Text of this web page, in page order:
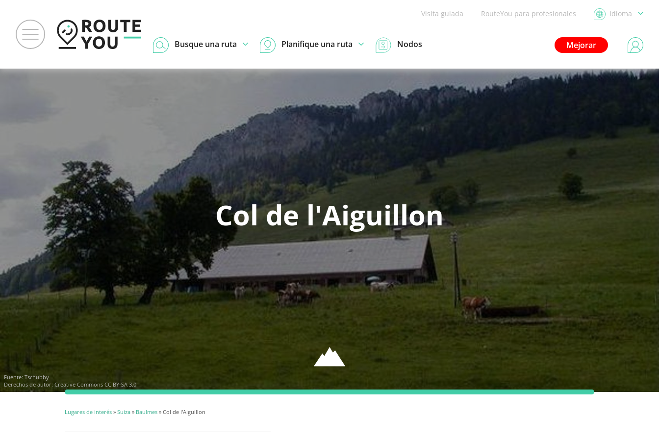
Visita guiada RouteYou para profesionales Idioma
Mejorar
Busque una ruta Planifique una ruta Nodos
Col de l'Aiguillon
Fuente: Tschubby
Derechos de autor: Creative Commons CC BY-SA 3.0
Lugares de interés » Suiza » Baulmes » Col de l'Aiguillon